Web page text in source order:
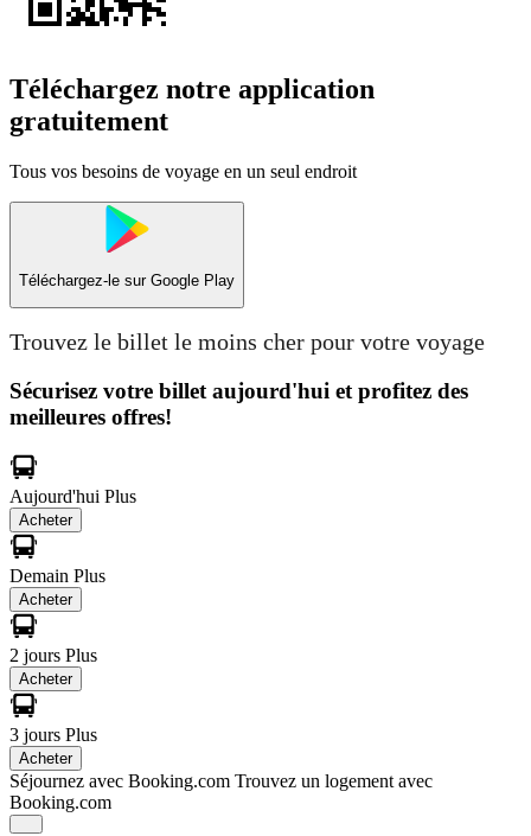
Téléchargez notre application
gratuitement
Tous vos besoins de voyage en un seul endroit
Téléchargez-le sur Google Play
Trouvez le billet le moins cher pour votre voyage
Sécurisez votre billet aujourd'hui et profitez des
meilleures offres!
Aujourd'hui Plus
Acheter
Demain Plus
Acheter
2 jours Plus
Acheter
3 jours Plus
Acheter
Séjournez avec Booking.com Trouvez un logement avec
Booking.com